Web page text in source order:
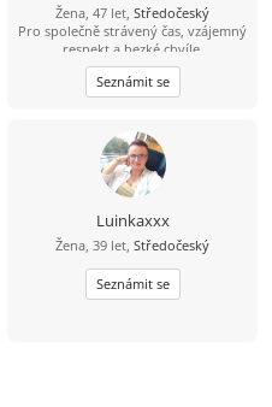
Žena, 47 let, Středočeský
Pro společně strávený čas, vzájemný
respekt a hezké chvíle.
Mladoboleslavsko - Nymbursko. Jen
nekuřák se zájmem vybudovat
postupně vážný vztah.
Seznámit se
Luinkaxxx
Žena, 39 let, Středočeský
Seznámit se